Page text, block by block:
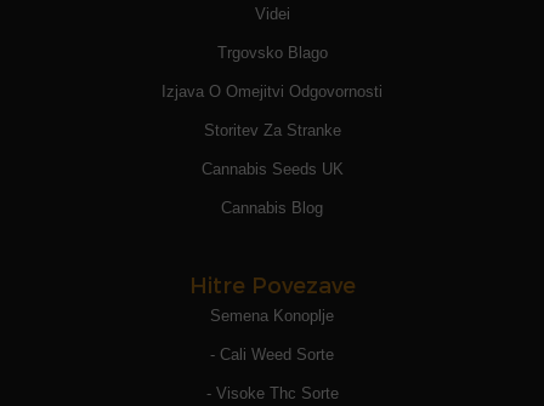
Videi
Trgovsko Blago
Izjava O Omejitvi Odgovornosti
Storitev Za Stranke
Cannabis Seeds UK
Cannabis Blog
Hitre Povezave
Semena Konoplje
- Cali Weed Sorte
- Visoke Thc Sorte